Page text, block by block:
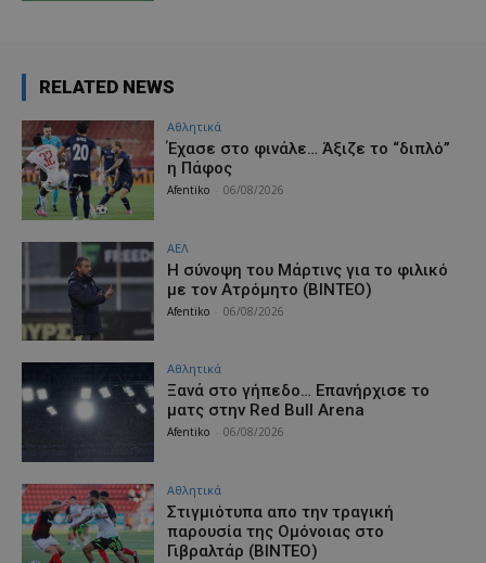
RELATED NEWS
Αθλητικά
Έχασε στο φινάλε… Άξιζε το “διπλό”
η Πάφος
Afentiko 06/08/2026
ΑΕΛ
H σύνοψη του Μάρτινς για το φιλικό
με τον Ατρόμητο (ΒΙΝΤΕΟ)
Afentiko 06/08/2026
Αθλητικά
Ξανά στο γήπεδο… Επανήρχισε το
ματς στην Red Bull Arena
Afentiko 06/08/2026
Αθλητικά
Στιγμιότυπα απο την τραγική
παρουσία της Ομόνοιας στο
Γιβραλτάρ (ΒΙΝΤΕΟ)